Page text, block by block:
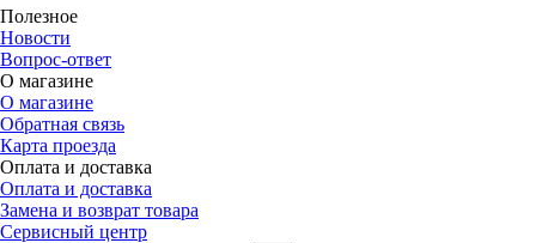
Полезное
Новости
Вопрос-ответ
О магазине
О магазине
Обратная связь
Карта проезда
Оплата и доставка
Оплата и доставка
Замена и возврат товара
Сервисный центр